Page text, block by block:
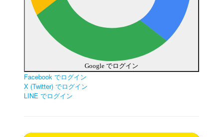
Google でログイン
Facebook でログイン
X (Twitter) でログイン
LINE でログイン